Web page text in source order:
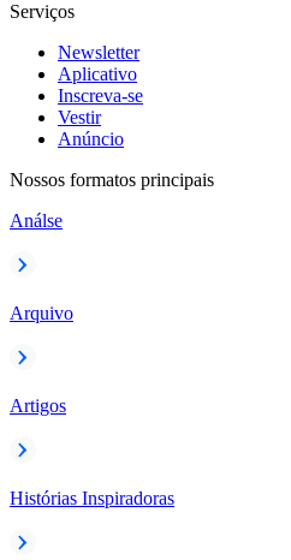
Serviços
Newsletter
Aplicativo
Inscreva-se
Vestir
Anúncio
Nossos formatos principais
Análse
Arquivo
Artigos
Histórias Inspiradoras